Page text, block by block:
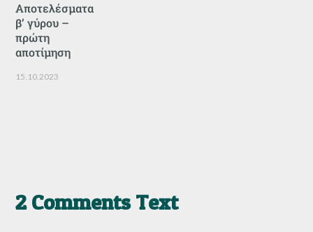
Αποτελέσματα
β’ γύρου –
πρώτη
αποτίμηση
15.10.2023
2 Comments Text